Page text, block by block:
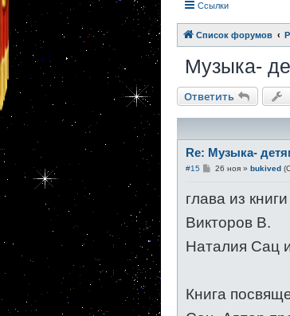
Ссылки
Список форумов
Музыка-
Ответить
Re: Музыка-
#15
С
б
щ
е
26 ноя» bukived
глава из книги
Викторов В.
Наталия Сац
Книга